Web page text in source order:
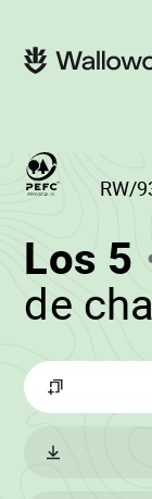
springen
springen
Los 5
-
de
RW/